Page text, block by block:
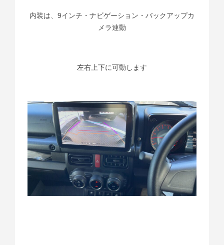
内装は、9インチ・ナビゲーション・バックアップカ
メラ連動
左右上下に可動します